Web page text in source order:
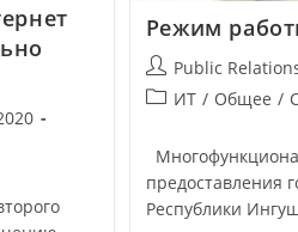
Режим
Public
ИТ / Общее /
предоставления
Республики